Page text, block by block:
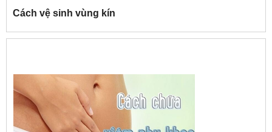
Cách vệ sinh vùng kín